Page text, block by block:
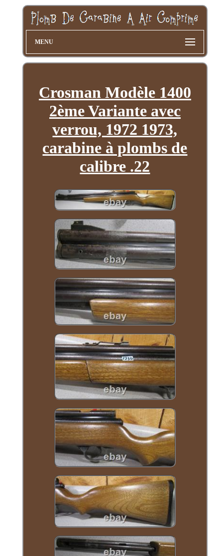
MENU
Crosman Modèle 1400
2ème Variante avec
verrou, 1972 1973,
carabine à plombs de
calibre .22